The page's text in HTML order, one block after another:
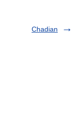
Chadian